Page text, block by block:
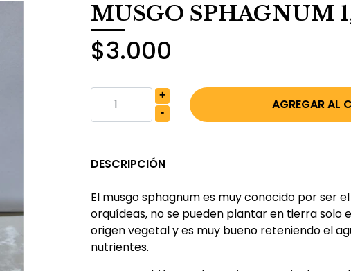
MUSGO SPHAGNUM
$3.000
+
-
DESCRIPCIÓN
El musgo sphagnum es muy conocido por ser
orquídeas, no se pueden plantar en tierra solo
origen vegetal y es muy bueno reteniendo el
nutrientes.